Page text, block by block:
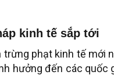
kinh tế sắp tới
phạt kinh tế mới
hưởng đến các